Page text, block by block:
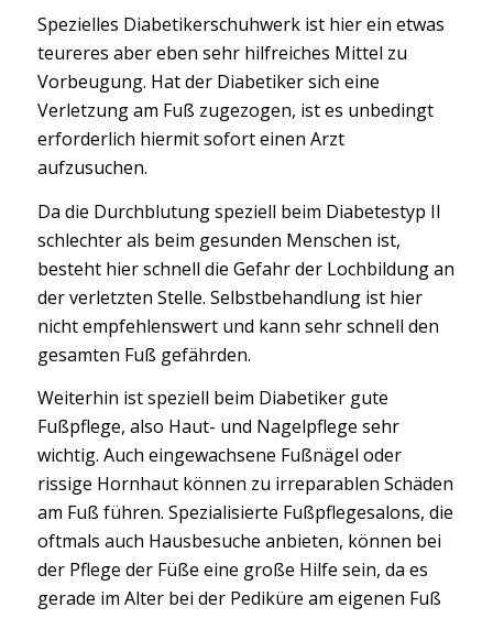
Spezielles Diabetikerschuhwerk ist hier ein etwas
teureres aber eben sehr hilfreiches Mittel zu
Vorbeugung. Hat der Diabetiker sich eine
Verletzung am Fuß zugezogen, ist es unbedingt
erforderlich hiermit sofort einen Arzt
aufzusuchen.
Da die Durchblutung speziell beim Diabetestyp II
schlechter als beim gesunden Menschen ist,
besteht hier schnell die Gefahr der Lochbildung an
der verletzten Stelle. Selbstbehandlung ist hier
nicht empfehlenswert und kann sehr schnell den
gesamten Fuß gefährden.
Weiterhin ist speziell beim Diabetiker gute
Fußpflege, also Haut- und Nagelpflege sehr
wichtig. Auch eingewachsene Fußnägel oder
rissige Hornhaut können zu irreparablen Schäden
am Fuß führen. Spezialisierte Fußpflegesalons, die
oftmals auch Hausbesuche anbieten, können bei
der Pflege der Füße eine große Hilfe sein, da es
gerade im Alter bei der Pediküre am eigenen Fuß